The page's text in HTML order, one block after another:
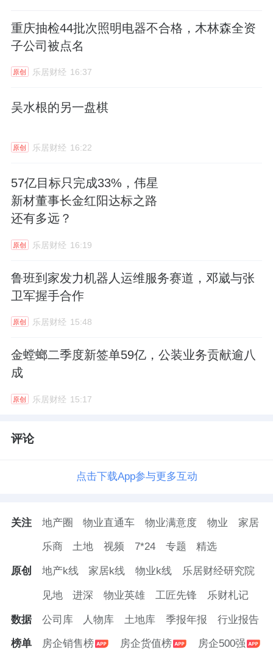
重庆抽检44批次照明电器不合格，木林森全资
子公司被点名
原创 乐居财经 16:37
吴水根的另一盘棋
原创 乐居财经 16:22
57亿目标只完成33%，伟星
新材董事长金红阳达标之路
还有多远？
原创 乐居财经 16:19
鲁班到家发力机器人运维服务赛道，邓崴与张
卫军握手合作
原创 乐居财经 15:48
金螳螂二季度新签单59亿，公装业务贡献逾八
成
原创 乐居财经 15:17
评论
点击下载App参与更多互动
关注 地产圈 物业直通车 物业满意度 物业 家居
乐商 土地 视频 7*24 专题 精选
原创 地产k线 家居k线 物业k线 乐居财经研究院
见地 进深 物业英雄 工匠先锋 乐财札记
数据 公司库 人物库 土地库 季报年报 行业报告
榜单 房企销售榜 房企货值榜 房企500强